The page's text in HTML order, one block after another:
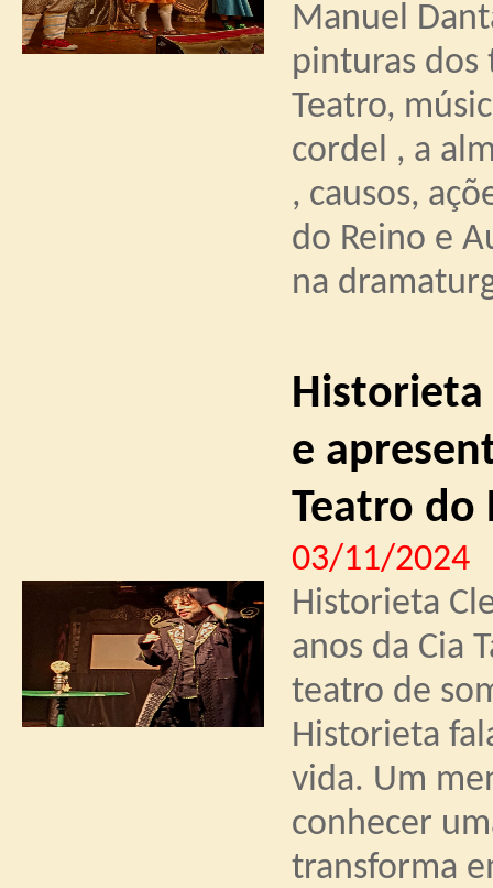
Manuel
pinturas dos
Teatro,
cordel , a
, causos,
do Reino e
na
Historieta
e
Teatro do
03/11/2024
Historieta
anos da Cia
teatro de
Historieta
vida. Um
conhecer
transforma